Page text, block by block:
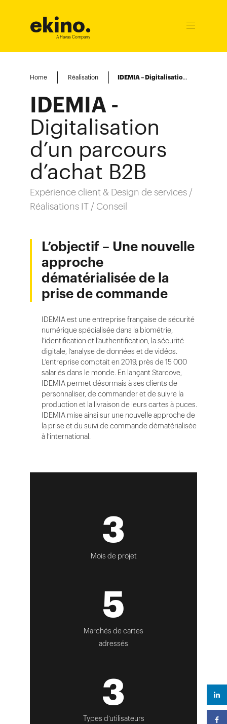
ekino.
A Havas Company
Ouvrir
Home Réalisation IDEMIA – Digitalisation d’un parcours d’achat B2B
IDEMIA -
Digitalisation
d’un parcours
d’achat B2B
Expérience client & Design de services /
Réalisations IT / Conseil
L’objectif – Une nouvelle
approche
dématérialisée de la
prise de commande
IDEMIA est une entreprise française de sécurité
numérique spécialisée dans la biométrie,
l’identification et l’authentification, la sécurité
digitale, l’analyse de données et de vidéos.
L’entreprise comptait en 2019, près de 15 000
salariés dans le monde. En lançant Starcove,
IDEMIA permet désormais à ses clients de
personnaliser, de commander et de suivre la
production et la livraison de leurs cartes à puces.
IDEMIA mise ainsi sur une nouvelle approche de
la prise et du suivi de commande dématérialisée
à l’international.
3
Mois de projet
5
Marchés de cartes
adressés
3
Types d’utilisateurs